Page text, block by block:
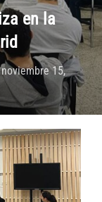
en la
Publicado
el
noviembre 15,